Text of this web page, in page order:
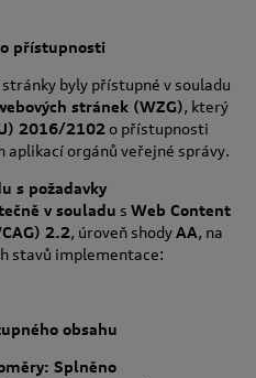
přístupnosti
byly přístupné v souladu
stránek (WZG), který
2016/2102o přístupnosti
aplikací orgánů veřejné správy.
s požadavky
v souladu s Web Content
2.2, úroveň shodyAA, na
stavů implementace:
obsahu
Splněno